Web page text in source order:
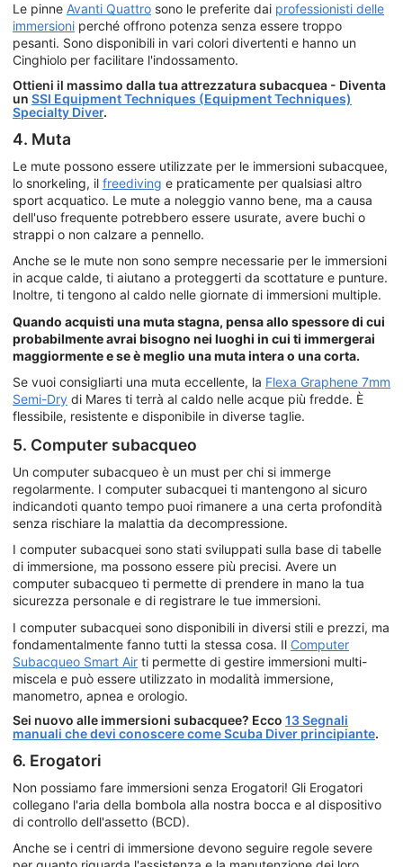
Le pinne Avanti Quattro sono le preferite dai professionisti delle
immersioni perché offrono potenza senza essere troppo
pesanti. Sono disponibili in vari colori divertenti e hanno un
Cinghiolo per facilitare l'indossamento.
Ottieni il massimo dalla tua attrezzatura subacquea - Diventa
un SSI Equipment Techniques (Equipment Techniques)
Specialty Diver.
4. Muta
Le mute possono essere utilizzate per le immersioni subacquee,
lo snorkeling, il freediving e praticamente per qualsiasi altro
sport acquatico. Le mute a noleggio vanno bene, ma a causa
dell'uso frequente potrebbero essere usurate, avere buchi o
strappi o non calzare a pennello.
Anche se le mute non sono sempre necessarie per le immersioni
in acque calde, ti aiutano a proteggerti da scottature e punture.
Inoltre, ti tengono al caldo nelle giornate di immersioni multiple.
Quando acquisti una muta stagna, pensa allo spessore di cui
probabilmente avrai bisogno nei luoghi in cui ti immergerai
maggiormente e se è meglio una muta intera o una corta.
Se vuoi consigliarti una muta eccellente, la Flexa Graphene 7mm
Semi-Dry di Mares ti terrà al caldo nelle acque più fredde. È
flessibile, resistente e disponibile in diverse taglie.
5. Computer subacqueo
Un computer subacqueo è un must per chi si immerge
regolarmente. I computer subacquei ti mantengono al sicuro
indicandoti quanto tempo puoi rimanere a una certa profondità
senza rischiare la malattia da decompressione.
I computer subacquei sono stati sviluppati sulla base di tabelle
di immersione, ma possono essere più precisi. Avere un
computer subacqueo ti permette di prendere in mano la tua
sicurezza personale e di registrare le tue immersioni.
I computer subacquei sono disponibili in diversi stili e prezzi, ma
fondamentalmente fanno tutti la stessa cosa. Il Computer
Subacqueo Smart Air ti permette di gestire immersioni multi-
miscela e può essere utilizzato in modalità immersione,
manometro, apnea e orologio.
Sei nuovo alle immersioni subacquee? Ecco 13 Segnali
manuali che devi conoscere come Scuba Diver principiante.
6. Erogatori
Non possiamo fare immersioni senza Erogatori! Gli Erogatori
collegano l'aria della bombola alla nostra bocca e al dispositivo
di controllo dell'assetto (BCD).
Anche se i centri di immersione devono seguire regole severe